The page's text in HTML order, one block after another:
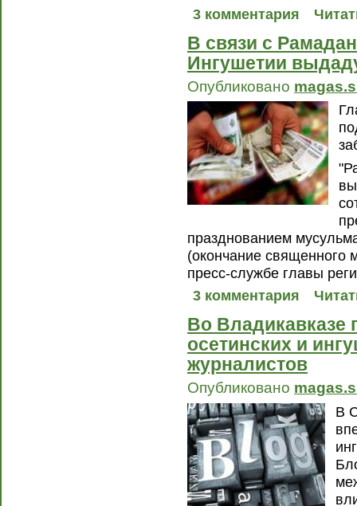
3 комментария
В связи с
Ингушетии
Опубликовано
празднованием
(окончание священного
пресс-службе главы
3 комментария
Во Владикавказе
осетинских и
журналистов
Опубликовано
В